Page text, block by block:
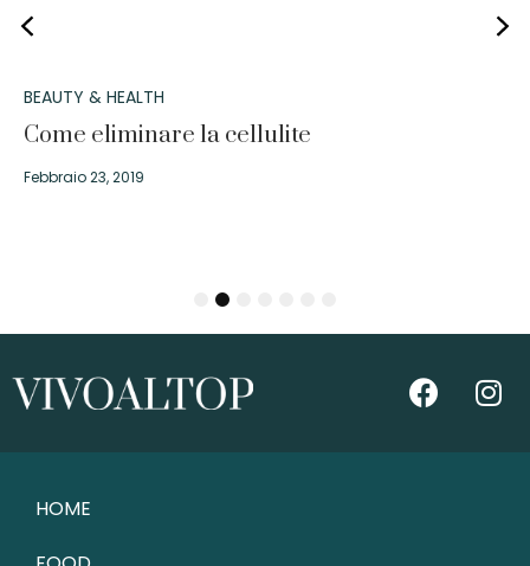
BEAUTY & HEALTH
Come eliminare la cellulite
Febbraio 23, 2019
5
HOME